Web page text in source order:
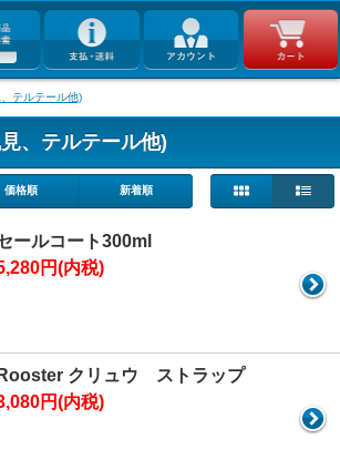
テルテール他)
、テルテール他)
価格順 新着順
ールコート300ml
円(内税)
Rooster クリュウ ストラップ
円(内税)